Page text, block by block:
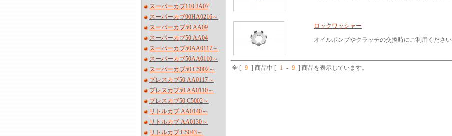
スーパーカブ110 JA07
スーパーカブ90HA0216～
スーパーカブ50 AA09
スーパーカブ50 AA04
スーパーカブ50AA0117～
スーパーカブ50AA0110～
スーパーカブ50 C5002～
プレスカブ50 AA0117～
プレスカブ50 AA0110～
プレスカブ50 C5002～
リトルカブ AA0140～
リトルカブ AA0130～
リトルカブ C5043～
ロックワッシャー
オイルポンプやクラッチの交換時にご利用ください
全 [ 9 ] 商品中 [ 1 - 9 ] 商品を表示しています。